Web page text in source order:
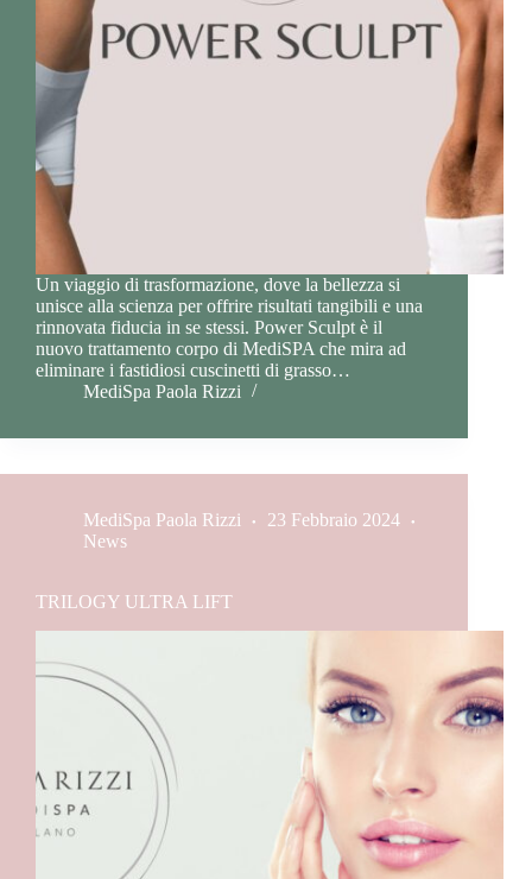
Un viaggio di trasformazione, dove la bellezza si
unisce alla scienza per offrire risultati tangibili e una
rinnovata fiducia in se stessi. Power Sculpt è il
nuovo trattamento corpo di MediSPA che mira ad
eliminare i fastidiosi cuscinetti di grasso…
MediSpa Paola Rizzi
MediSpa Paola Rizzi
23 Febbraio 2024
News
TRILOGY ULTRA LIFT